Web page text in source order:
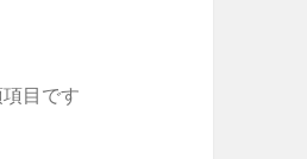
目です